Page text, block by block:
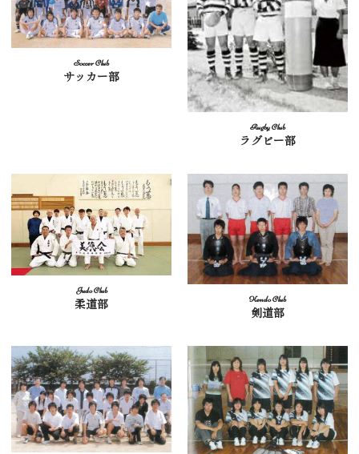
サッカー部
ラグビー部
柔道部
剣道部